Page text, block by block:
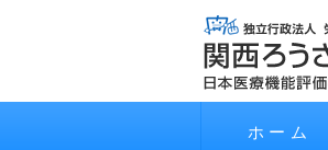
ホーム